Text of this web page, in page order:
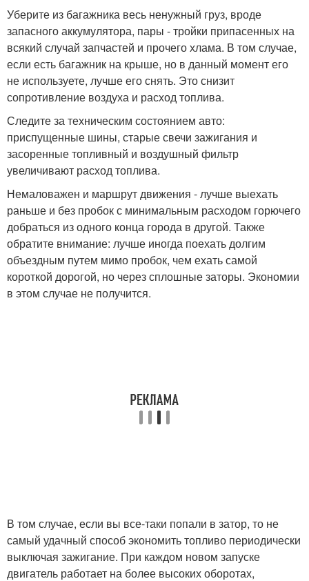
Уберите из багажника весь ненужный груз, вроде
запасного аккумулятора, пары - тройки припасенных на
всякий случай запчастей и прочего хлама. В том случае,
если есть багажник на крыше, но в данный момент его
не используете, лучше его снять. Это снизит
сопротивление воздуха и расход топлива.
Следите за техническим состоянием авто:
приспущенные шины, старые свечи зажигания и
засоренные топливный и воздушный фильтр
увеличивают расход топлива.
Немаловажен и маршрут движения - лучше выехать
раньше и без пробок с минимальным расходом горючего
добраться из одного конца города в другой. Также
обратите внимание: лучше иногда поехать долгим
объездным путем мимо пробок, чем ехать самой
короткой дорогой, но через сплошные заторы. Экономии
в этом случае не получится.
В том случае, если вы все-таки попали в затор, то не
самый удачный способ экономить топливо периодически
выключая зажигание. При каждом новом запуске
двигатель работает на более высоких оборотах,